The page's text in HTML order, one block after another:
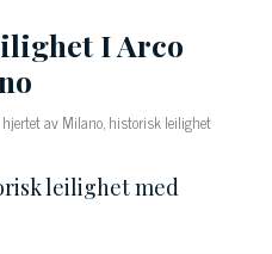
I Arco
av Milano, historisk leilighet
leilighet med